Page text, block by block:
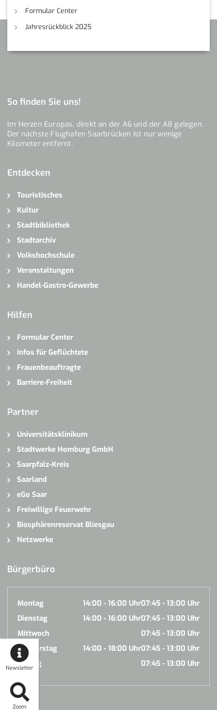
Newsletter
Zoom
Formular Center
Jahresrückblick 2025
So finden Sie uns!
Im Herzen Europas, direkt an der A6 und der A8 gelegen.
Der nächste Flughafen Saarbrücken ist nur wenige
Kilometer entfernt.
Entdecken
Touristisches
Kultur
Stadtbibliothek
Stadtarchiv
Volkshochschule
Veranstaltungen
Handel-Gastro-Gewerbe
Hilfen
Formular Center
Infos für Geflüchtete
Frauenbeauftragte
Barriere-Freiheit
Partner
Universitätsklinikum
Stadtwerke Homburg GmbH
Saarpfalz-Kreis
Saarland
eGo Saar
Freiwillige Feuerwehr
Biosphärenreservat Bliesgau
Netzwerke
Bürgerbüro
Montag 07:45 - 13:00 Uhr
14:00 - 16:00 Uhr
Dienstag
07:45 - 13:00 Uhr
14:00 - 16:00 Uhr
Mittwoch
07:45 - 13:00 Uhr
Donnerstag
07:45 - 13:00 Uhr
14:00 - 18:00 Uhr
Freitag
07:45 - 13:00 Uhr